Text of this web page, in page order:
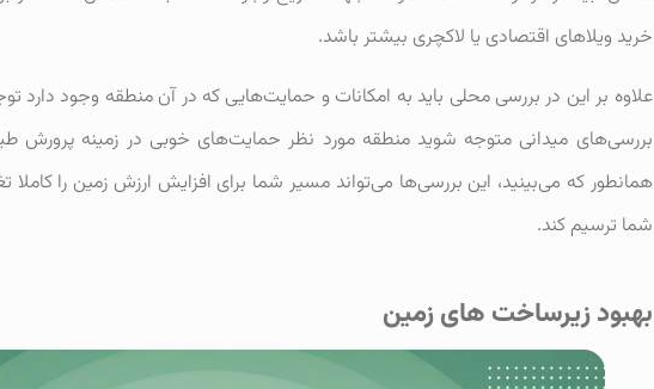
خرید ویلاهای اقتصادی یا لاکچری بیشتر باشد.
علاوه بر این در بررسی محلی باید به امکانات و حمایت‌هایی که در آن منطقه وجود دارد
بررسی‌های میدانی متوجه شوید منطقه مورد نظر حمایت‌های خوبی در زمینه پرورش
همانطور که می‌بینید، این بررسی‌ها می‌تواند مسیر شما برای افزایش ارزش زمین را
شما ترسیم کند.
بهبود زیرساخت های زمین